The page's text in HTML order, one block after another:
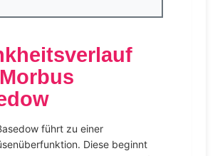
führt zu einer
Diese beginnt